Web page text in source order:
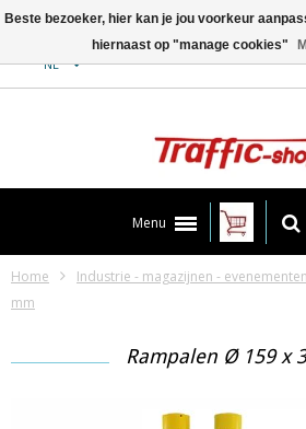
NL
Menu
Home Industrie - magazijnen - evenementen
mm
Rampalen Ø 159 x
Beste bezoeker, hier kan je jou voorkeur
hiernaast op "manage cookies"